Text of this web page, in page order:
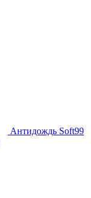
Антидождь Soft99